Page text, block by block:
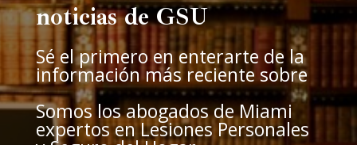
noticias de GSU
Sé el primero en enterarte de la
información más reciente sobre
Somos los abogados de Miami
expertos en Lesiones Personales